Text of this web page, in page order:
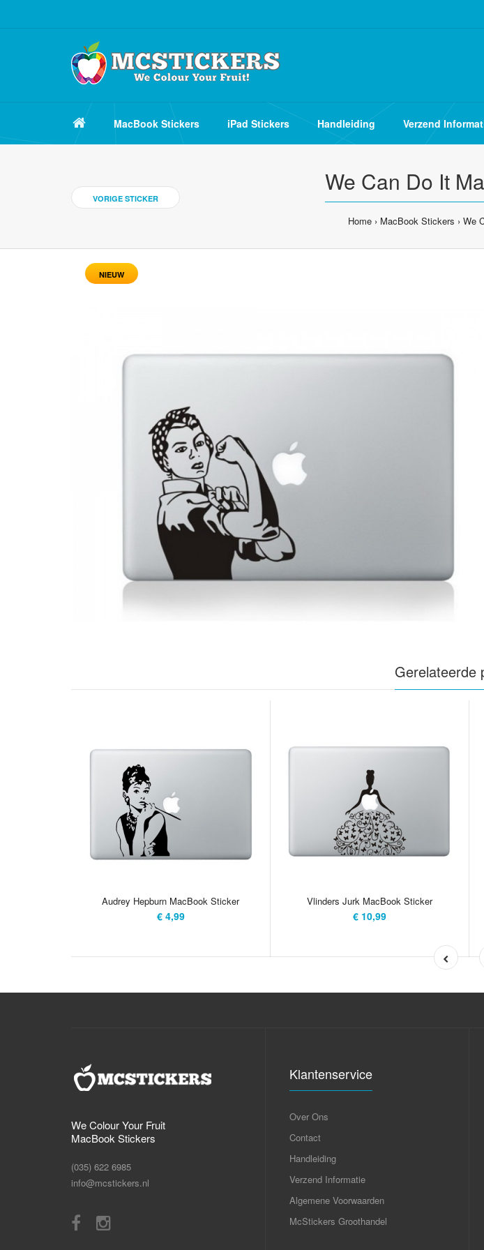
MacBook Stickers iPad Stickers Handleiding Verzend
VORIGE STICKER
We Can Do It
Home MacBook Stickers We
NIEUW
Gerelateerde
Audrey Hepburn MacBook Sticker
€ 4,99
Vlinders Jurk MacBook Sticker
€ 10,99
We Colour Your Fruit
MacBook Stickers
(035) 622 6985
info@mcstickers.nl
Klantenservice
Over Ons
Contact
Handleiding
Verzend Informatie
Algemene Voorwaarden
McStickers Groothandel